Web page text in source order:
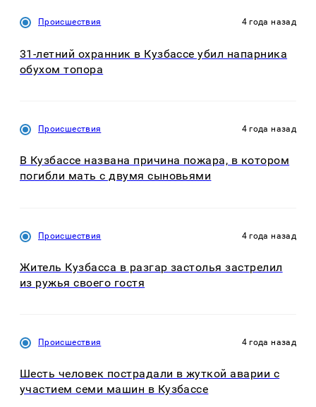
Происшествия 4 года назад
31-летний охранник в Кузбассе убил напарника
обухом топора
Происшествия 4 года назад
В Кузбассе названа причина пожара, в котором
погибли мать с двумя сыновьями
Происшествия 4 года назад
Житель Кузбасса в разгар застолья застрелил
из ружья своего гостя
Происшествия 4 года назад
Шесть человек пострадали в жуткой аварии с
участием семи машин в Кузбассе